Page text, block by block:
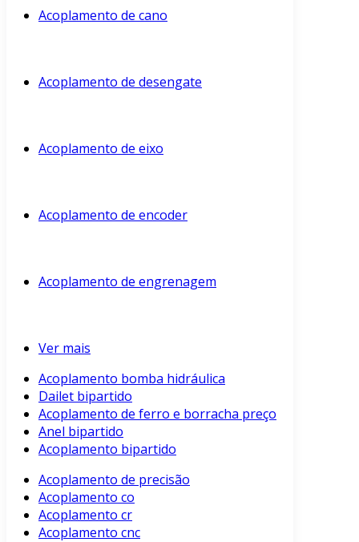
Acoplamento de cano
Acoplamento de desengate
Acoplamento de eixo
Acoplamento de encoder
Acoplamento de engrenagem
Ver mais
Acoplamento bomba hidráulica
Dailet bipartido
Acoplamento de ferro e borracha preço
Anel bipartido
Acoplamento bipartido
Acoplamento de precisão
Acoplamento co
Acoplamento cr
Acoplamento cnc